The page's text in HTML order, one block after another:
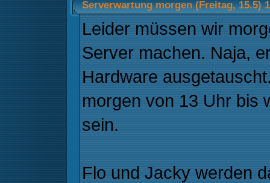
Serverwartung morgen (Freitag, 15.5)
Leider müssen wir
Server machen. Naja,
Hardware
morgen von 13 Uhr bis
sein.
Flo und Jacky werden